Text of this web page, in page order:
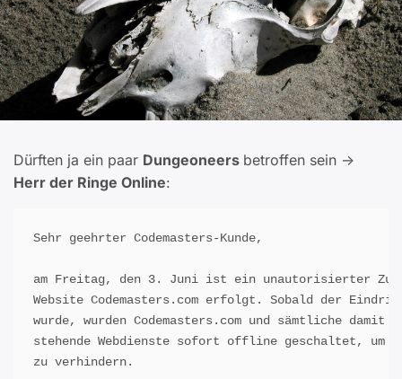
Dürften ja ein paar Dungeoneers betroffen sein ->
Herr der Ringe Online:
Sehr geehrter Codemasters-Kunde,
am Freitag, den 3. Juni ist ein unautorisierter
Website Codemasters.com erfolgt. Sobald der
wurde, wurden Codemasters.com und sämtliche damit im
stehende Webdienste sofort offline geschaltet, um
zu verhindern.